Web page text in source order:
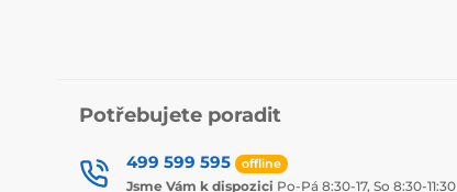
Potřebujete poradit
499 599 595 offline
Jsme Vám k dispozici Po-Pá 8:30-17, So 8:30-11:30